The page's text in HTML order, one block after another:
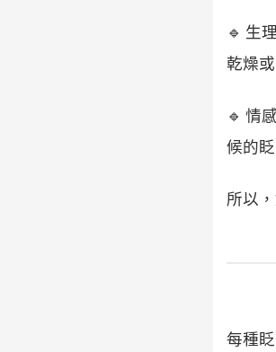
🔹 生
乾燥
🔹 情
候的
所以
每種